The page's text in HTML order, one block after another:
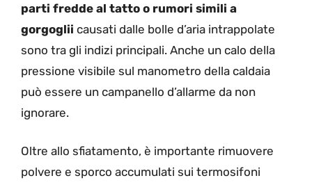
parti fredde al tatto o rumori simili a
gorgoglii causati dalle bolle d’aria intrappolate
sono tra gli indizi principali. Anche un calo della
pressione visibile sul manometro della caldaia
può essere un campanello d’allarme da non
ignorare.
Oltre allo sfiatamento, è importante rimuovere
polvere e sporco accumulati sui termosifoni